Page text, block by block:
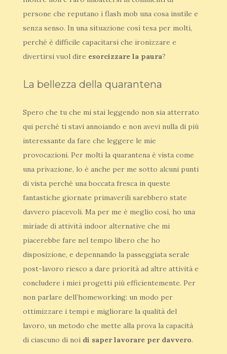
persone che reputano i flash mob una cosa inutile e
senza senso. In una situazione così tesa per molti,
perché è difficile capacitarsi che ironizzare e
divertirsi vuol dire esorcizzare la paura?
La bellezza della quarantena
Spero che tu che mi stai leggendo non sia atterrato
qui perché ti stavi annoiando e non avevi nulla di più
interessante da fare che leggere le mie
provocazioni. Per molti la quarantena è vista come
una privazione, lo è anche per me sotto alcuni punti
di vista perché una boccata fresca in queste
fantastiche giornate primaverili sarebbero state
davvero piacevoli. Ma per me è meglio così, ho una
miriade di attività indoor alternative che mi
piacerebbe fare nel tempo libero che ho
disposizione, e depennando la passeggiata serale
post-lavoro riesco a dare priorità ad altre attività e
concludere i miei progetti più efficientemente. Per
non parlare dell’homeworking: un modo per
ottimizzare i tempi e migliorare la qualità del
lavoro, un metodo che mette alla prova la capacità
di ciascuno di noi di saper lavorare per davvero.